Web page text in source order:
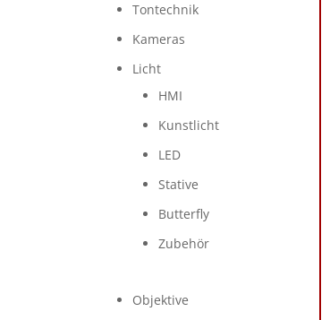
Tontechnik
Kameras
Licht
HMI
Kunstlicht
LED
Stative
Butterfly
Zubehör
Objektive